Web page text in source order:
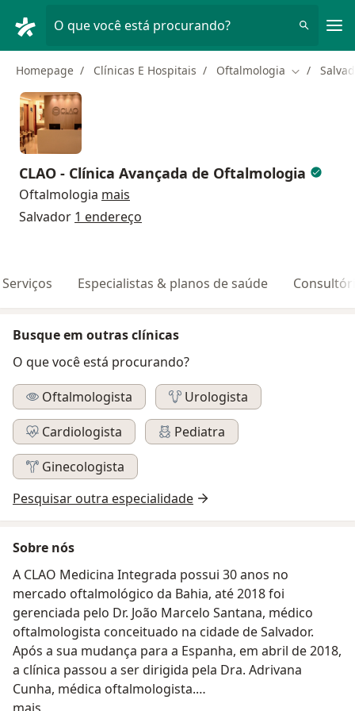
O que você está procurando?
Homepage Clínicas E Hospitais Oftalmologia Mudar de
CLAO - Clínica Avançada de Oftalmologia
Oftalmologia mais
Salvador 1 endereço
Serviços Especialistas & planos de saúde
Busque em outras clínicas
O que você está procurando?
Oftalmologista
Urologista
Cardiologista
Pediatra
Ginecologista
Pesquisar outra especialidade
Sobre nós
A CLAO Medicina Integrada possui 30 anos no
mercado oftalmológico da Bahia, até 2018 foi
gerenciada pelo Dr. João Marcelo Santana, médico
oftalmologista conceituado na cidade de Salvador.
Após a sua mudança para a Espanha, em abril de 2018,
a clínica passou a ser dirigida pela Dra. Adrivana
Cunha, médica oftalmologista.